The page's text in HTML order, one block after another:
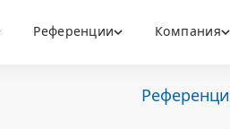
Референции Компания